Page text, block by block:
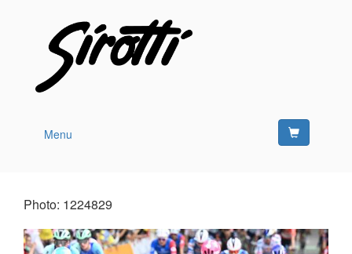
Menu
Photo: 1224829